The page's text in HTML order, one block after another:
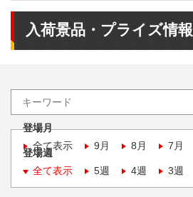
入荷景品・プライズ情報
登場月
全て表示
9月 8月 7月
登場週
全て表示
5週 4週 3週